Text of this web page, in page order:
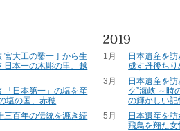
宮大工の鑿一丁から生
日本一の木彫の里、越
「日本第一」の塩を産
塩の国、赤穂
三百年の伝統を漉き続
1月
日本遺産を
成す丹後ち
3月
日本遺産を
ク”海峡 ～時
の輝かしい記
5月
日本遺産を
飛鳥を翔た